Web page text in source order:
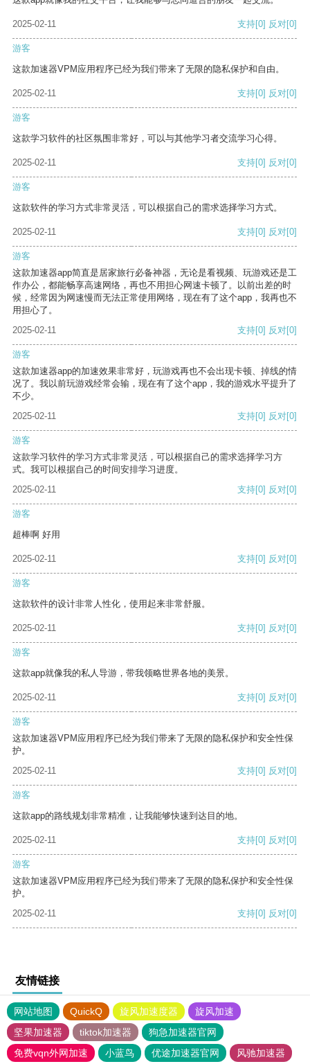
2025-02-11 支持[0] 反对[0]
游客
这款加速器VPM应用程序已经为我们带来了无限的隐私保护和自由。
2025-02-11 支持[0] 反对[0]
游客
这款学习软件的社区氛围非常好，可以与其他学习者交流学习心得。
2025-02-11 支持[0] 反对[0]
游客
这款软件的学习方式非常灵活，可以根据自己的需求选择学习方式。
2025-02-11 支持[0] 反对[0]
游客
这款加速器app简直是居家旅行必备神器，无论是看视频、玩游戏还是工
作办公，都能畅享高速网络，再也不用担心网速卡顿了。以前出差的时
候，经常因为网速慢而无法正常使用网络，现在有了这个app，我再也不
用担心了。
2025-02-11
支持[0] 反对[0]
游客
这款加速器app的加速效果非常好，玩游戏再也不会出现卡顿、掉线的情
况了。我以前玩游戏经常会输，现在有了这个app，我的游戏水平提升了
不少。
2025-02-11
支持[0] 反对[0]
游客
这款学习软件的学习方式非常灵活，可以根据自己的需求选择学习方
式。我可以根据自己的时间安排学习进度。
2025-02-11
支持[0] 反对[0]
游客
超棒啊 好用
2025-02-11 支持[0] 反对[0]
游客
这款软件的设计非常人性化，使用起来非常舒服。
2025-02-11 支持[0] 反对[0]
游客
这款app就像我的私人导游，带我领略世界各地的美景。
2025-02-11 支持[0] 反对[0]
游客
这款加速器VPM应用程序已经为我们带来了无限的隐私保护和安全性保
护。
2025-02-11
支持[0] 反对[0]
游客
这款app的路线规划非常精准，让我能够快速到达目的地。
2025-02-11 支持[0] 反对[0]
游客
这款加速器VPM应用程序已经为我们带来了无限的隐私保护和安全性保
护。
2025-02-11
支持[0] 反对[0]
友情链接
网站地图 QuickQ 旋风加速度器
旋风加速
坚果加速器
tiktok加速器
狗急加速器官网
免费vqn外网加速
小蓝鸟 优途加速器官网 风驰加速器